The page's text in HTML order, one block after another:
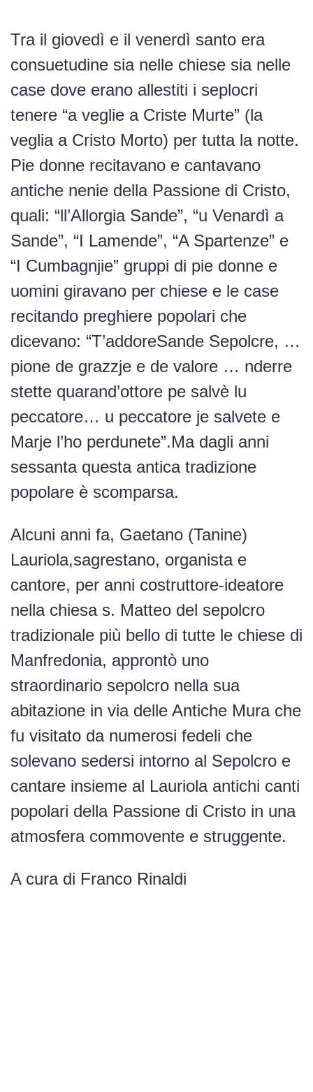
Tra il giovedì e il venerdì santo era
consuetudine sia nelle chiese sia nelle
case dove erano allestiti i seplocri
tenere “a veglie a Criste Murte” (la
veglia a Cristo Morto) per tutta la notte.
Pie donne recitavano e cantavano
antiche nenie della Passione di Cristo,
quali: “ll’Allorgia Sande”, “u Venardì a
Sande”, “I Lamende”, “A Spartenze” e
“I Cumbagnjie” gruppi di pie donne e
uomini giravano per chiese e le case
recitando preghiere popolari che
dicevano: “T’addoreSande Sepolcre, …
pione de grazzje e de valore … nderre
stette quarand’ottore pe salvè lu
peccatore… u peccatore je salvete e
Marje l’ho perdunete”.Ma dagli anni
sessanta questa antica tradizione
popolare è scomparsa.
Alcuni anni fa, Gaetano (Tanine)
Lauriola,sagrestano, organista e
cantore, per anni costruttore-ideatore
nella chiesa s. Matteo del sepolcro
tradizionale più bello di tutte le chiese di
Manfredonia, approntò uno
straordinario sepolcro nella sua
abitazione in via delle Antiche Mura che
fu visitato da numerosi fedeli che
solevano sedersi intorno al Sepolcro e
cantare insieme al Lauriola antichi canti
popolari della Passione di Cristo in una
atmosfera commovente e struggente.
A cura di Franco Rinaldi